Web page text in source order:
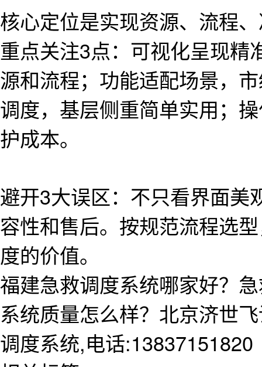
核心定位是实现资源、流程
重点关注3点：可视化呈现
源和流程；功能适配场景，
调度，基层侧重简单实用；
护成本。
避开3大误区：不只看界面美
容性和售后。按规范流程选
度的价值。
福建急救调度系统哪家好？
系统质量怎么样？北京济世
调度系统,电话:13837151820